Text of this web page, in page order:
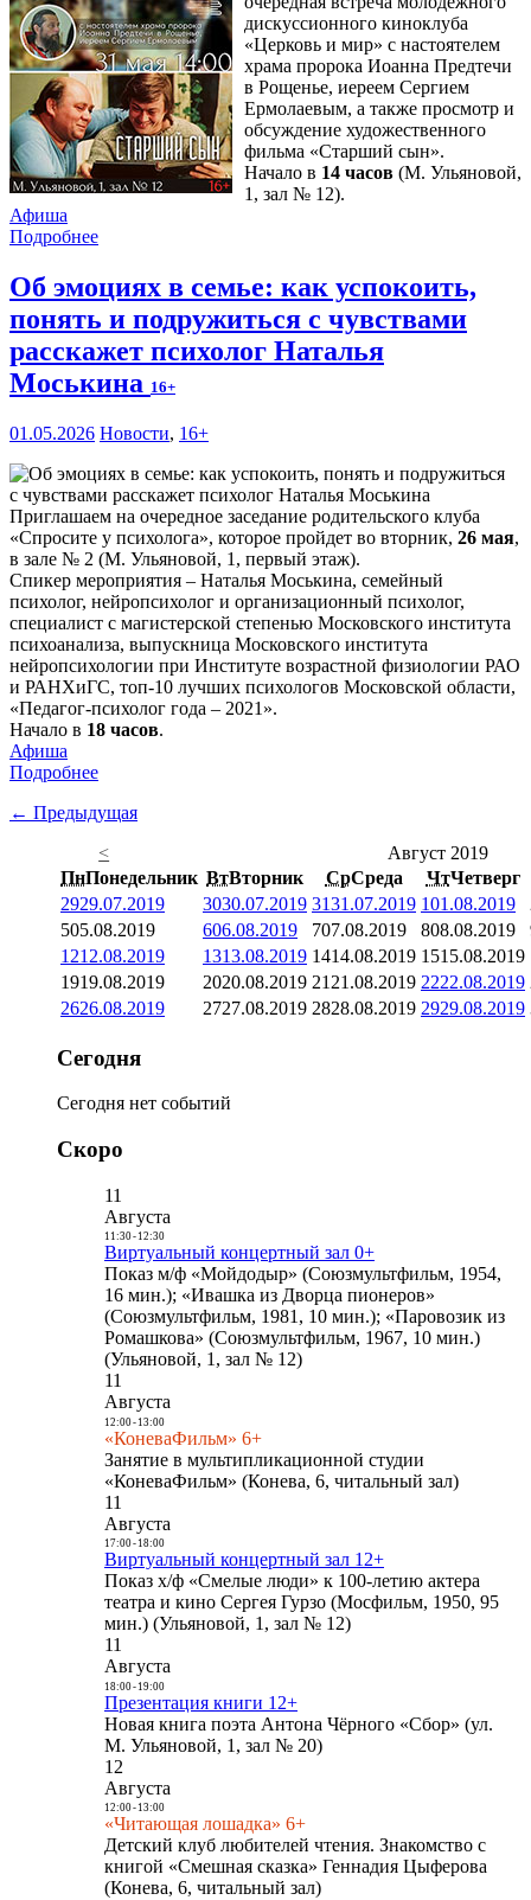
дискуссионного киноклуба
«Церковь и мир» с настоятелем
храма пророка Иоанна Предтечи
в Рощенье, иереем Сергием
Ермолаевым, а также просмотр и
обсуждение художественного
фильма «Старший сын».
Начало в 14 часов (М. Ульяновой,
1, зал № 12).
Афиша
Подробнее
Об эмоциях в семье: как успокоить,
понять и подружиться с чувствами
расскажет психолог Наталья
Моськина 16+
01.05.2026 Новости, 16+
Приглашаем на очередное заседание родительского клуба
«Спросите у психолога», которое пройдет во вторник, 26 мая,
в зале № 2 (М. Ульяновой, 1, первый этаж).
Спикер мероприятия – Наталья Моськина, семейный
психолог, нейропсихолог и организационный психолог,
специалист с магистерской степенью Московского института
психоанализа, выпускница Московского института
нейропсихологии при Институте возрастной физиологии РАО
и РАНХиГС, топ-10 лучших психологов Московской области,
«Педагог-психолог года – 2021».
Начало в 18 часов.
Афиша
Подробнее
← Предыдущая
<
Август 2019
ПнПонедельник ВтВторник СрСреда ЧтЧетверг
2929.07.2019 3030.07.2019 3131.07.2019 101.08.2019
505.08.2019 606.08.2019 707.08.2019 808.08.2019
1212.08.2019 1313.08.2019 1414.08.2019 1515.08.2019
1919.08.2019 2020.08.2019 21 21.08.2019 2222.08.2019
2626.08.2019 2727.08.2019 2828.08.2019 2929.08.2019
Сегодня
Сегодня нет событий
Скоро
11
Августа
11:30- 12:30
Виртуальный концертный зал 0+
Показ м/ф «Мойдодыр» (Союзмультфильм, 1954,
16 мин.); «Ивашка из Дворца пионеров»
(Союзмультфильм, 1981, 10 мин.); «Паровозик из
Ромашкова» (Союзмультфильм, 1967, 10 мин.)
(Ульяновой, 1, зал № 12)
11
Августа
12:00- 13:00
«КоневаФильм» 6+
Занятие в мультипликационной студии
«КоневаФильм» (Конева, 6, читальный зал)
11
Августа
17:00- 18:00
Виртуальный концертный зал 12+
Показ х/ф «Смелые люди» к 100-летию актера
театра и кино Сергея Гурзо (Мосфильм, 1950, 95
мин.) (Ульяновой, 1, зал № 12)
11
Августа
18:00- 19:00
Презентация книги 12+
Новая книга поэта Антона Чёрного «Сбор» (ул.
М. Ульяновой, 1, зал № 20)
12
Августа
12:00- 13:00
«Читающая лошадка» 6+
Детский клуб любителей чтения. Знакомство с
книгой «Смешная сказка» Геннадия Цыферова
(Конева, 6, читальный зал)